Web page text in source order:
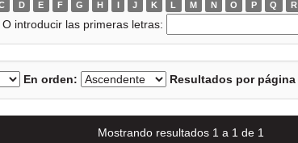
D E F G H I J K L M N O P Q R
O introducir las primeras letras:
En orden: Resultados por página
Mostrando resultados 1 a 1 de 1